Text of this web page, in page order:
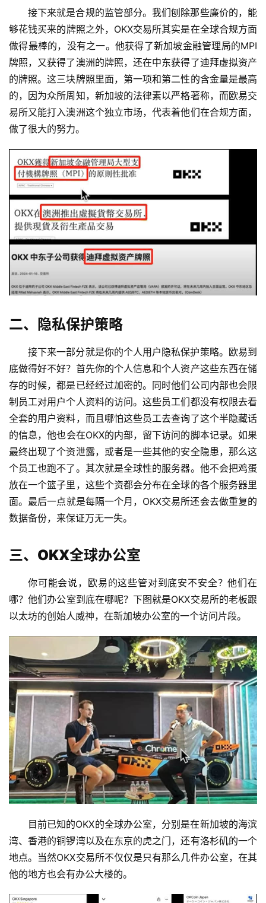
接下来就是合规的监管部分。我们刨除那些廉价的，能
够花钱买来的牌照之外，OKX交易所其实是在全球合规方面
做得最棒的，没有之一。他获得了新加坡金融管理局的MPI
牌照，又获得了澳洲的牌照，还在中东获得了迪拜虚拟资产
的牌照。这三块牌照里面，第一项和第二性的含金量是最高
的，因为众所周知，新加坡的法律素以严格著称，而欧易交
易所又能打入澳洲这个独立市场，代表着他们在合规方面，
做了很大的努力。
二、隐私保护策略
接下来一部分就是你的个人用户隐私保护策略。欧易到
底做得好不好？首先你的个人信息和个人资产这些东西在储
存的时候，都是已经经过加密的。同时他们公司内部也会限
制员工对用户个人资料的访问。这些员工们都没有权限去看
全套的用户资料，而且哪怕这些员工去查询了这个半隐藏话
的信息，他也会在OKX的内部，留下访问的脚本记录。如果
最终出现了个资泄露，或者是一些其他的安全隐患，那么这
个员工也跑不了。其次就是全球性的服务器。他不会把鸡蛋
放在一个篮子里，这些个资都会分布在全球的各个服务器里
面。最后一点就是每隔一个月，OKX交易所还会去做重复的
数据备份，来保证万无一失。
三、OKX全球办公室
你可能会说，欧易的这些管对到底安不安全？他们在
哪？他们办公室到底在哪呢？下图就是OKX交易所的老板跟
以太坊的创始人威神，在新加坡办公室的一个访问片段。
目前已知的OKX的全球办公室，分别是在新加坡的海滨
湾、香港的铜锣湾以及在东京的虎之门，还有洛杉矶的一个
地点。当然OKX交易所不仅仅是只有那么几件办公室，在其
他的地方也会有办公大楼的。